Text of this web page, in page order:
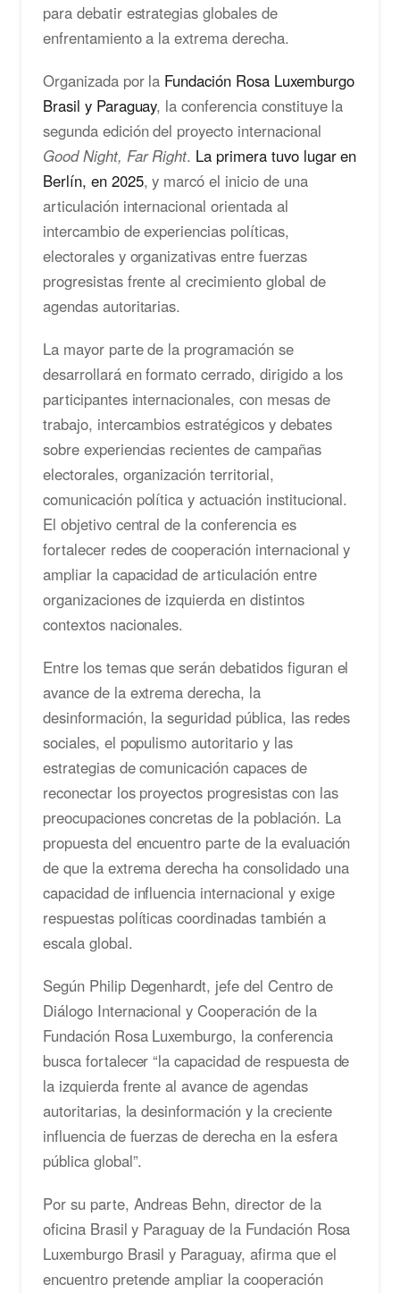
para debatir estrategias globales de
enfrentamiento a la extrema derecha.
Organizada por la Fundación Rosa Luxemburgo
Brasil y Paraguay, la conferencia constituye la
segunda edición del proyecto internacional
Good Night, Far Right. La primera tuvo lugar en
Berlín, en 2025, y marcó el inicio de una
articulación internacional orientada al
intercambio de experiencias políticas,
electorales y organizativas entre fuerzas
progresistas frente al crecimiento global de
agendas autoritarias.
La mayor parte de la programación se
desarrollará en formato cerrado, dirigido a los
participantes internacionales, con mesas de
trabajo, intercambios estratégicos y debates
sobre experiencias recientes de campañas
electorales, organización territorial,
comunicación política y actuación institucional.
El objetivo central de la conferencia es
fortalecer redes de cooperación internacional y
ampliar la capacidad de articulación entre
organizaciones de izquierda en distintos
contextos nacionales.
Entre los temas que serán debatidos figuran el
avance de la extrema derecha, la
desinformación, la seguridad pública, las redes
sociales, el populismo autoritario y las
estrategias de comunicación capaces de
reconectar los proyectos progresistas con las
preocupaciones concretas de la población. La
propuesta del encuentro parte de la evaluación
de que la extrema derecha ha consolidado una
capacidad de influencia internacional y exige
respuestas políticas coordinadas también a
escala global.
Según Philip Degenhardt, jefe del Centro de
Diálogo Internacional y Cooperación de la
Fundación Rosa Luxemburgo, la conferencia
busca fortalecer “la capacidad de respuesta de
la izquierda frente al avance de agendas
autoritarias, la desinformación y la creciente
influencia de fuerzas de derecha en la esfera
pública global”.
Por su parte, Andreas Behn, director de la
oficina Brasil y Paraguay de la Fundación Rosa
Luxemburgo Brasil y Paraguay, afirma que el
encuentro pretende ampliar la cooperación